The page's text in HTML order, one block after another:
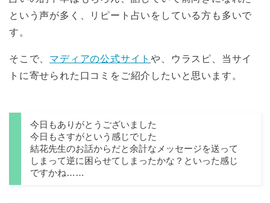
という声が多く、リピート占いをしている方も多いで
す。
そこで、 マディアの公式サイトや、ウラスピ、当サイ
トに寄せられた口コミをご紹介したいと思います。
今日もありがとうございました
今日もさすがという感じでした
結花先生のお話からだと余計なメッセージを送って
しまって逆に困らせてしまったかな？といった感じ
ですかね……